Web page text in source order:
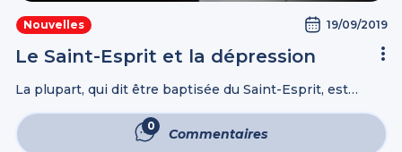
Nouvelles 19/09/2019
Le Saint-Esprit et la dépression
La plupart, qui dit être baptisée du Saint-Esprit, est
caractère douteux, ses mauvais traits de comportement
quotidien prouvent cela. Comment quelqu’un de ...
0 Commentaires